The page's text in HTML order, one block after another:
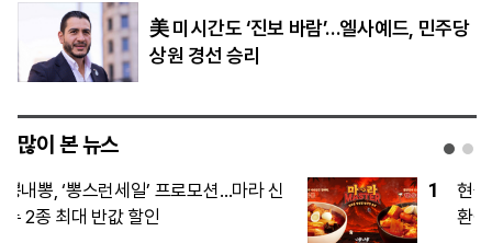
美 미시간도 ‘진보 바람’…엘사예드, 민주당
상원 경선 승리
많이 본 뉴스
1
현금 넘치는 삼성·SK하닉, 투자 이어 주주
환원 경쟁도 본격화